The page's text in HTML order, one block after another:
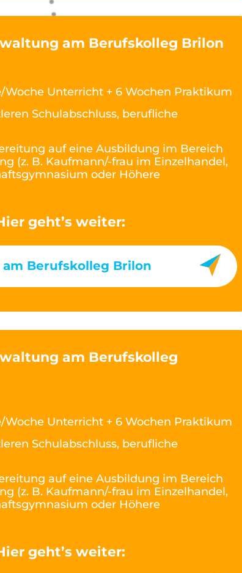
am Berufskolleg Brilon
Woche Unterricht + 6 Wochen Praktikum
Schulabschluss, berufliche
auf eine Ausbildung im Bereich
(z. B. Kaufmann/-frau im Einzelhandel,
oder Höhere
geht’s weiter:
Berufskolleg Brilon
am Berufskolleg
Woche Unterricht + 6 Wochen Praktikum
Schulabschluss, berufliche
auf eine Ausbildung im Bereich
(z. B. Kaufmann/-frau im Einzelhandel,
oder Höhere
geht’s weiter: